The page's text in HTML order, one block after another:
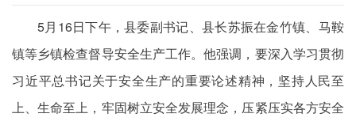
5月16日下午，县委副书记、县长苏振在金竹镇、马鞍
镇等乡镇检查督导安全生产工作。他强调，要深入学习贯彻
习近平总书记关于安全生产的重要论述精神，坚持人民至
上、生命至上，牢固树立安全发展理念，压紧压实各方安全